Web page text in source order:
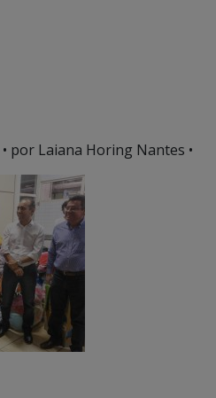
• por Laiana Horing Nantes •